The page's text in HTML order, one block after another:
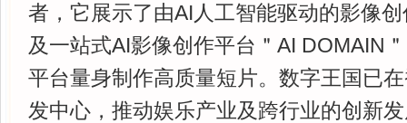
者，它展示了由AI人工智能驱动的影像
及一站式AI影像创作平台＂AI DOMAIN
平台量身制作高质量短片。数字王国已
发中心，推动娱乐产业及跨行业的创新